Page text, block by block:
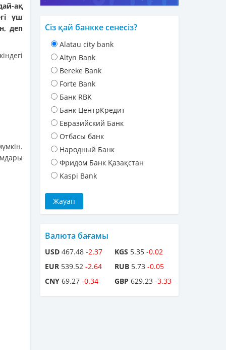
ақ
үш
деп
Сіз қай банкке сенесіз?
Alatau city bank
Altyn Bank
Bereke Bank
Forte Bank
Банк RBK
Банк ЦентрКредит
Евразийский Банк
Отбасы банк
Народный Банк
Фридом Банк Қазақстан
Kaspi Bank
Валюта бағамы
USD 467.48 -2.37
EUR 539.52 -2.64
CNY 69.27 -0.34
KGS 5.35 -0.02
RUB 5.73 -0.05
GBP 629.23 -3.33